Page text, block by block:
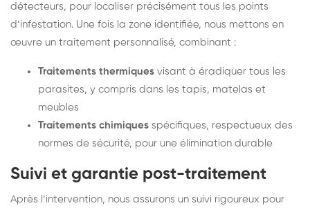
détecteurs, pour localiser précisément tous les points
d’infestation. Une fois la zone identifiée, nous mettons en
œuvre un traitement personnalisé, combinant :
Traitements thermiques visant à éradiquer tous les
parasites, y compris dans les tapis, matelas et
meubles
Traitements chimiques spécifiques, respectueux des
normes de sécurité, pour une élimination durable
Suivi et garantie post-traitement
Après l’intervention, nous assurons un suivi rigoureux pour